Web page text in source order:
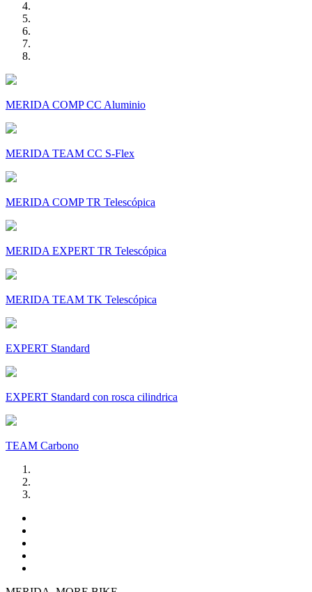
MERIDA COMP CC Aluminio
MERIDA TEAM CC S-Flex
MERIDA COMP TR Telescópica
MERIDA EXPERT TR Telescópica
MERIDA TEAM TK Telescópica
EXPERT Standard
EXPERT Standard con rosca cilindrica
TEAM Carbono